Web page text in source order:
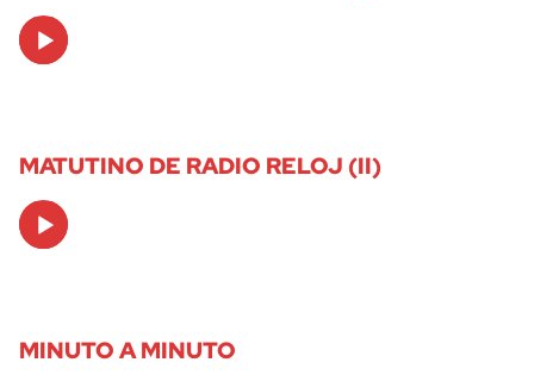
Audio
Player
MATUTINO DE RADIO RELOJ (II)
Audio
Player
MINUTO A MINUTO